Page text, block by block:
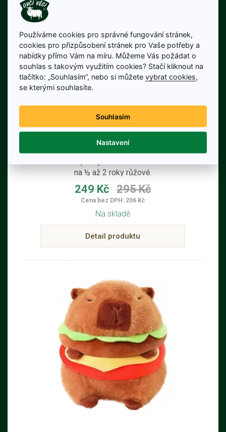
Kojenecké capáčky růžové
na ½ až 2 roky růžové.
249 Kč 295 Kč
Cena bez DPH: 206 Kč
Na skladě
Detail produktu
Používáme cookies pro správné fungování stránek,
cookies pro přizpůsobení stránek pro Vaše potřeby a
nabídky přímo Vám na míru. Můžeme Vás požádat o
souhlas s takovým využitím cookies? Stačí kliknout na
tlačítko: „Souhlasím“, nebo si můžetevybrat cookies,
se kterými souhlasíte.
Souhlasím
Nastavení